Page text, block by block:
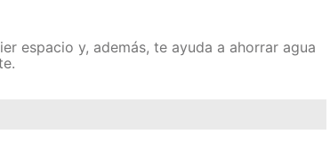
espacio y, además, te ayuda a ahorrar agua